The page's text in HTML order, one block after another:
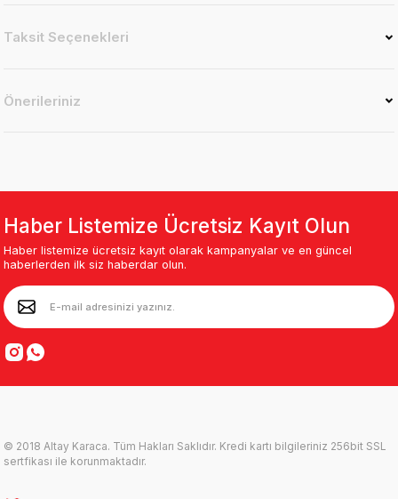
Taksit Seçenekleri
Önerileriniz
Haber Listemize Ücretsiz Kayıt Olun
Haber listemize ücretsiz kayıt olarak kampanyalar ve en güncel
haberlerden ilk siz haberdar olun.
© 2018 Altay Karaca. Tüm Hakları Saklıdır. Kredi kartı bilgileriniz 256bit SSL
sertfikası ile korunmaktadır.